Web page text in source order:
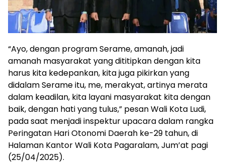
“Ayo, dengan program Serame, amanah, jadi
amanah masyarakat yang dititipkan dengan kita
harus kita kedepankan, kita juga pikirkan yang
didalam Serame itu, me, merakyat, artinya merata
dalam keadilan, kita layani masyarakat kita dengan
baik, dengan hati yang tulus,” pesan Wali Kota Ludi,
pada saat menjadi inspektur upacara dalam rangka
Peringatan Hari Otonomi Daerah ke-29 tahun, di
Halaman Kantor Wali Kota Pagaralam, Jum’at pagi
(25/04/2025).